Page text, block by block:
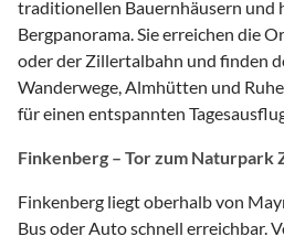
traditionellen Bauernhäusern und
Bergpanorama. Sie erreichen die
oder der Zillertalbahn und finden
Wanderwege, Almhütten und
für einen entspannten
Finkenberg – Tor zum Naturpark
Finkenberg liegt oberhalb von
Bus oder Auto schnell erreichbar.